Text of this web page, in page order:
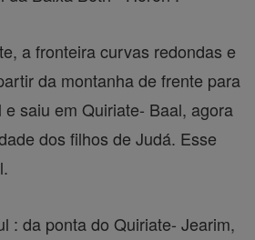
a fronteira curvas redondas e
da montanha de frente para
saiu em Quiriate- Baal, agora
dos filhos de Judá. Esse
: da ponta do Quiriate- Jearim,